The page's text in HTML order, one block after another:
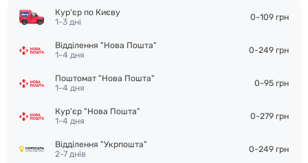
Кур'єр по Києву
1-3 дні
0-109 грн
Відділення "Нова Пошта"
1-4 дня
0-249 грн
Поштомат "Нова Пошта"
1-4 дня
0-95 грн
Кур'єр "Нова Пошта"
1-4 дня
0-279 грн
Відділення "Укрпошта"
2-7 днів
0-249 грн